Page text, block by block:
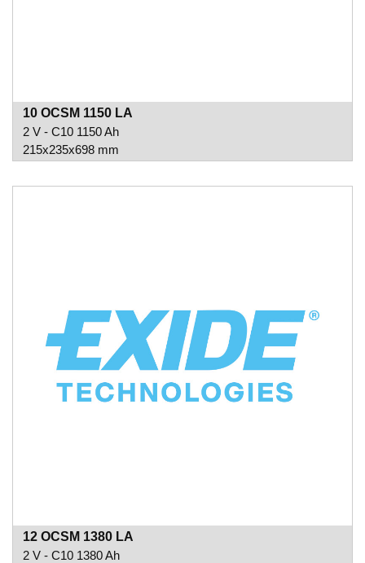
10 OCSM 1150 LA
2 V - C10 1150 Ah
215x235x698 mm
12 OCSM 1380 LA
2 V - C10 1380 Ah